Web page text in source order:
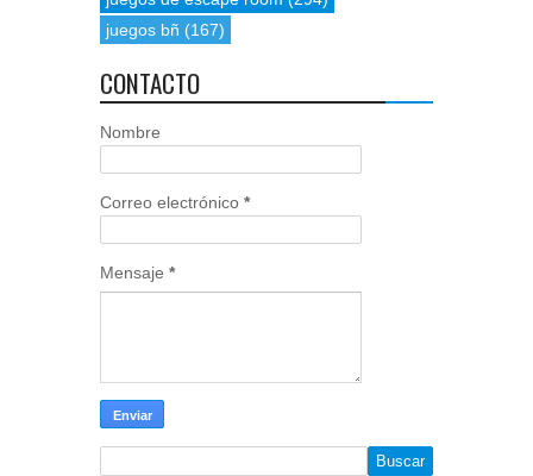
juegos bñ (167)
CONTACTO
Nombre
Correo electrónico *
Mensaje *